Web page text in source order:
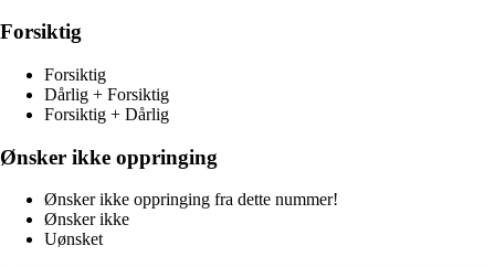
Forsiktig
Forsiktig
Dårlig + Forsiktig
Forsiktig + Dårlig
Ønsker ikke oppringing
Ønsker ikke oppringing fra dette nummer!
Ønsker ikke
Uønsket